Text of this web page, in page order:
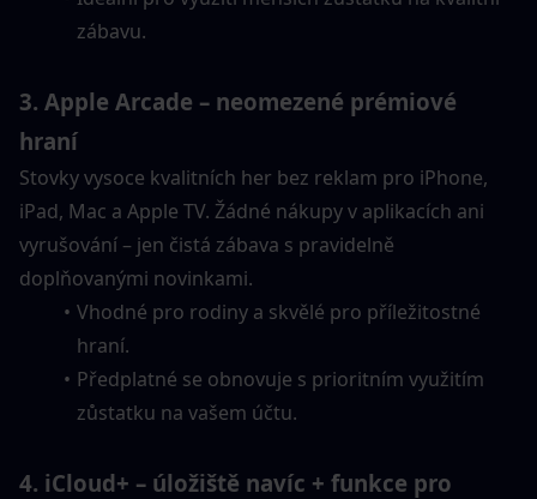
zábavu.
3. Apple Arcade – neomezené prémiové
hraní
Stovky vysoce kvalitních her bez reklam pro iPhone,
iPad, Mac a Apple TV. Žádné nákupy v aplikacích ani
vyrušování – jen čistá zábava s pravidelně
doplňovanými novinkami.
Vhodné pro rodiny a skvělé pro příležitostné
hraní.
Předplatné se obnovuje s prioritním využitím
zůstatku na vašem účtu.
4. iCloud+ – úložiště navíc + funkce pro